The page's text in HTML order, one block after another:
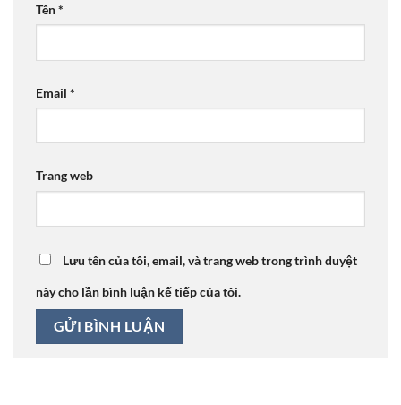
Tên*
Email *
Trang web
Lưu tên của tôi, email, và trang web trong trình duyệt
này cho lần bình luận kế tiếp của tôi.